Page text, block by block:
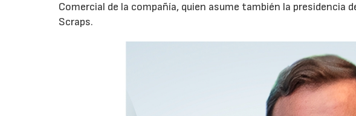
Comercial de la compañía, quien asume también la presidencia
Scraps.